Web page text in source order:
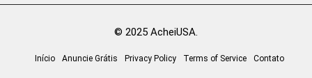
© 2025 AcheiUSA.
Início Anuncie Grátis Privacy Policy Terms of Service Contato